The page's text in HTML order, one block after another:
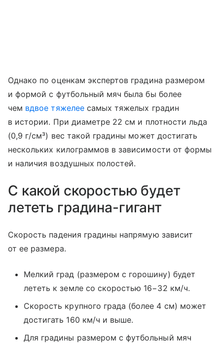
Однако по оценкам экспертов градина размером
и формой с футбольный мяч была бы более
чем вдвое тяжелеесамых тяжелых градин
в истории. При диаметре 22 см и плотности льда
(0,9 г/см³) вес такой градины может достигать
нескольких килограммов в зависимости от формы
и наличия воздушных полостей.
С какой скоростью будет
лететь градина-гигант
Скорость падения градины напрямую зависит
от ее размера.
Мелкий град (размером с горошину) будет
лететь к земле со скоростью 16−32 км/ч.
Скорость крупного града (более 4 см) может
достигать 160 км/ч и выше.
Для градины размером с футбольный мяч